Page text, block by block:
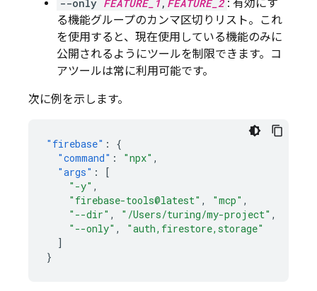
--only FEATURE_1 , FEATURE_2 : 有効にす
る機能グループのカンマ区切りリスト。これ
を使用すると、現在使用している機能のみに
公開されるようにツールを制限できます。コ
アツールは常に利用可能です。
次に例を示します。
"firebase" :
{
"command" : "npx" ,
"args" :
[
"-y" ,
"firebase-tools@latest" , "mcp" ,
"--dir" , "/Users/turing/my-project" ,
"--only" ,
"auth,firestore,storage"
]
}